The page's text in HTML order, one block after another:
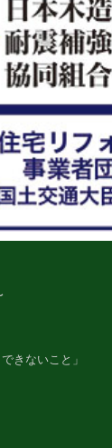
きないこと」